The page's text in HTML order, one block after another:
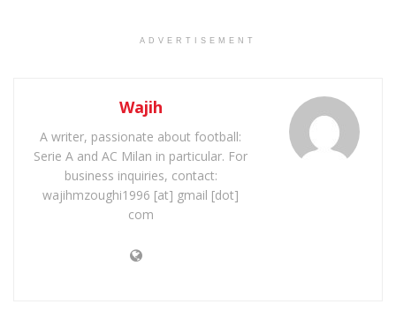
ADVERTISEMENT
Wajih
A writer, passionate about football:
Serie A and AC Milan in particular. For
business inquiries, contact:
wajihmzoughi1996 [at] gmail [dot]
com